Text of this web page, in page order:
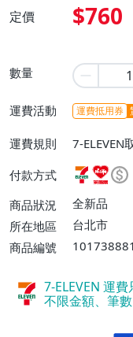
定價 $760
數量
運費活動 運費抵用券
運費規則
7-ELEVEN
富取貨付
【單件運費
付款方式
商品狀況
全新品
所在地區
台北市
商品編號
7-ELEVEN 運費
不限金額、筆